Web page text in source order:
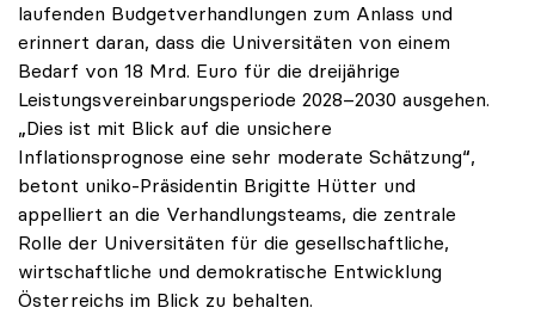
laufenden Budgetverhandlungen zum Anlass und
erinnert daran, dass die Universitäten von einem
Bedarf von 18 Mrd. Euro für die dreijährige
Leistungsvereinbarungsperiode 2028–2030 ausgehen.
„Dies ist mit Blick auf die unsichere
Inflationsprognose eine sehr moderate Schätzung“,
betont uniko-Präsidentin Brigitte Hütter und
appelliert an die Verhandlungsteams, die zentrale
Rolle der Universitäten für die gesellschaftliche,
wirtschaftliche und demokratische Entwicklung
Österreichs im Blick zu behalten.